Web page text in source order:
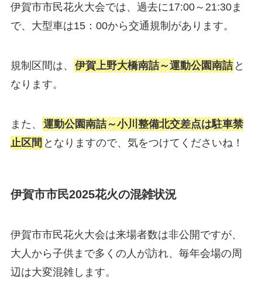
伊賀市市民花火大会では、過去に17:00～21:30ま
で、大型車は15：00から交通規制があります。
規制区間は、 伊賀上野大橋南詰～運動公園南詰と
なります。
また、 運動公園南詰～小川整備北交差点は駐車禁
止区間となりますので、気をつけてくださいね！
伊賀市市民2025花火の混雑状況
伊賀市市民花火大会は来場者数は非公開ですが、
大人から子供まで多くの人が訪れ、毎年会場の周
辺は大変混雑します。